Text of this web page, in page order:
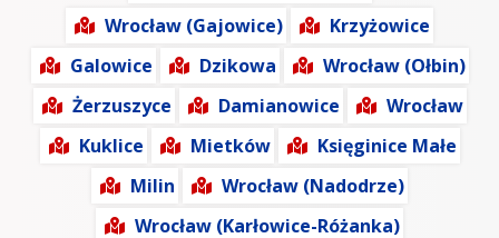
Wrocław (Gajowice)
Krzyżowice
Galowice
Dzikowa
Wrocław (Ołbin)
Żerzuszyce
Damianowice
Wrocław
Kuklice
Mietków
Księginice Małe
Milin
Wrocław (Nadodrze)
Wrocław (Karłowice-Różanka)